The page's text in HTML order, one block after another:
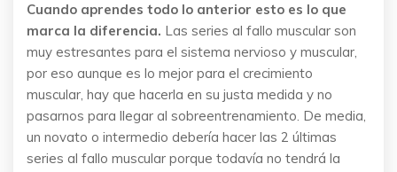
Cuando aprendes todo lo anterior esto es lo que
marca la diferencia. Las series al fallo muscular son
muy estresantes para el sistema nervioso y muscular,
por eso aunque es lo mejor para el crecimiento
muscular, hay que hacerla en su justa medida y no
pasarnos para llegar al sobreentrenamiento. De media,
un novato o intermedio debería hacer las 2 últimas
series al fallo muscular porque todavía no tendrá la